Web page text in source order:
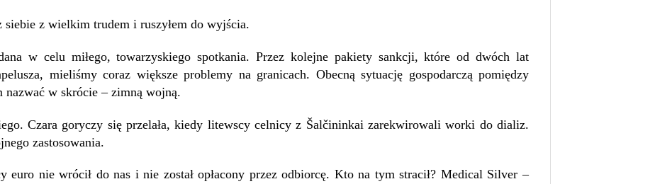
siebie z wielkim trudem i ruszyłem do wyjścia.
w celu miłego, towarzyskiego spotkania. Przez kolejne pakiety sankcji, które od dwóch lat
mieliśmy coraz większe problemy na granicach. Obecną sytuację gospodarczą pomiędzy
nazwać w skrócie – zimną wojną.
Czara goryczy się przelała, kiedy litewscy celnicy z Šalčininkai zarekwirowali worki do dializ.
zastosowania.
euro nie wrócił do nas i nie został opłacony przez odbiorcę. Kto na tym stracił? Medical Silver –